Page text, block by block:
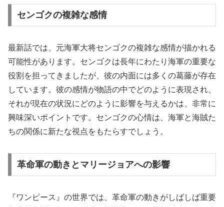
センゴクの複雑な感情
最新話では、元海軍大将センゴクの複雑な感情が描かれる
可能性があります。センゴクは長年にわたり海軍の重要な
役割を担ってきましたが、彼の内面には多くの葛藤が存在
しています。彼の感情が物語の中でどのように表現され、
それが現在の状況にどのように影響を与えるかは、非常に
興味深いポイントです。センゴクの心情は、海軍と海賊た
ちの関係に新たな視点をもたらすでしょう。
革命軍の動きとマリージョアへの影響
『ワンピース』の世界では、革命軍の動きがしばしば重要